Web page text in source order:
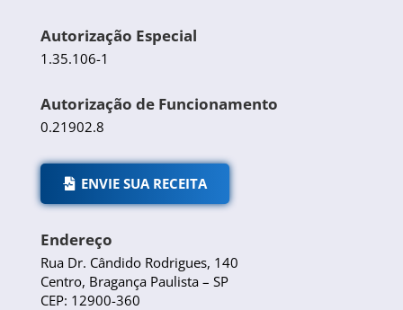
Autorização Especial
1.35.106-1
Autorização de Funcionamento
0.21902.8
ENVIE SUA RECEITA
Endereço
Rua Dr. Cândido Rodrigues, 140
Centro, Bragança Paulista – SP
CEP: 12900-360